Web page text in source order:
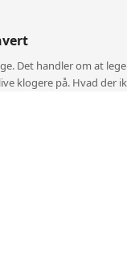
Det handler om at
klogere på. Hvad der